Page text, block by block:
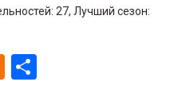
27, Лучший сезон:
Odnoklassniki